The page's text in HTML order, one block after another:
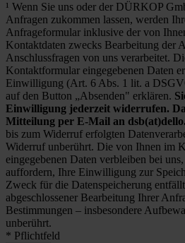
¹ Wenn Sie uns oder der DÜRKOP
Anfragen zukommen lassen, werden
Anfrageformular inklusive der von
Kontaktdaten zwecks Bearbeitung der
Anschlussfragen von uns verarbeitet.
Kontaktformular eingegebenen Daten
Einwilligung (Art. 6 Abs. 1 lit. a
auf den Button „Absenden" erklären.
Einwilligung jederzeit widerrufen.
Mitteilung per E-Mail an
bis zum Widerruf erfolgten
Widerruf unberührt. Die von Ihnen im
eingegebenen Daten verbleiben bei
auffordern, Ihre Einwilligung zur
Zweck für die Datenspeicherung
abgeschlossener Bearbeitung Ihrer
Bestimmungen – insbesondere
unberührt.
* Pflichtfeld